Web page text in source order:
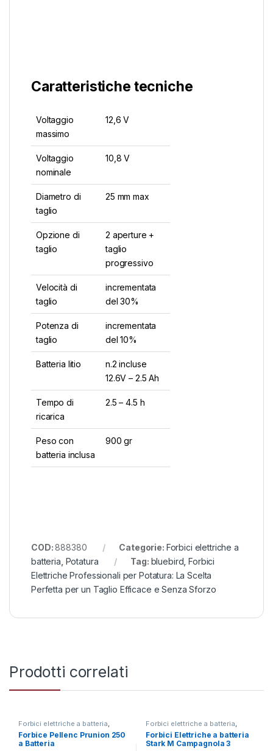
Caratteristiche tecniche
Voltaggio
massimo
12,6 V
Voltaggio
nominale
10,8 V
Diametro di
taglio
25 mm max
Opzione di
taglio
2 aperture +
taglio
progressivo
Velocità di
taglio
incrementata
del 30%
Potenza di
taglio
incrementata
del 10%
Batteria litio
n.2 incluse
12.6V – 2.5 Ah
Tempo di
ricarica
2.5 – 4.5 h
Peso con
batteria inclusa
900 gr
COD:888380 Categorie: Forbici elettriche a
batteria Potatura Tag: bluebird ,Forbici
Elettriche Professionali per Potatura: La Scelta
Perfetta per un Taglio Efficace e Senza Sforzo
Prodotti correlati
Forbici elettriche a batteria
Potatura
Forbice Pellenc Prunion 250
a Batteria
Forbici elettriche a batteria
Potatura
Forbici Elettriche a batteria
Stark M Campagnola 3